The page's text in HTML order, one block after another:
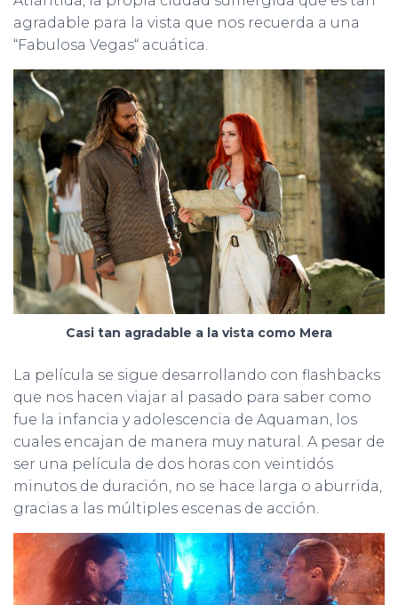
agradable para la vista que nos recuerda a una
“Fabulosa Vegas“ acuática.
Casi tan agradable a la vista como Mera
La película se sigue desarrollando con flashbacks
que nos hacen viajar al pasado para saber como
fue la infancia y adolescencia de Aquaman, los
cuales encajan de manera muy natural. A pesar de
ser una película de dos horas con veintidós
minutos de duración, no se hace larga o aburrida,
gracias a las múltiples escenas de acción.